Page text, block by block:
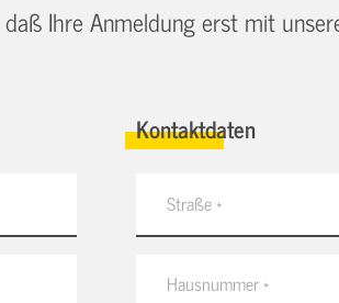
Ihre Anmeldung erst mit
Kontaktdaten